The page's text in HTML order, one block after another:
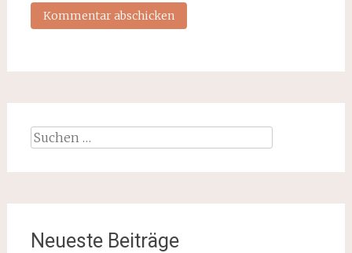
Suchen
nach:
Neueste Beiträge